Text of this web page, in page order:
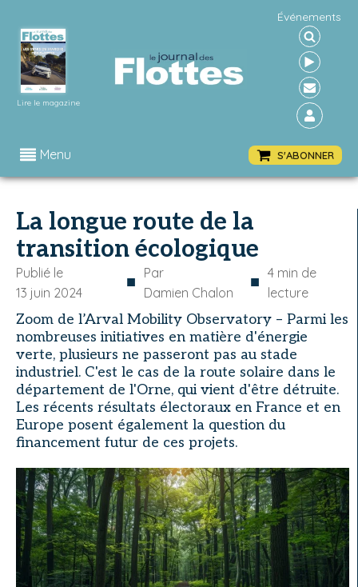
Lire le magazine
Événements
Menu S'ABONNER
La longue route de la
transition écologique
Publié le
13 juin 2024
■ Par
Damien Chalon
■ 4 min de
lecture
Zoom de l’Arval Mobility Observatory – Parmi les
nombreuses initiatives en matière d'énergie
verte, plusieurs ne passeront pas au stade
industriel. C'est le cas de la route solaire dans le
département de l'Orne, qui vient d'être détruite.
Les récents résultats électoraux en France et en
Europe posent également la question du
financement futur de ces projets.